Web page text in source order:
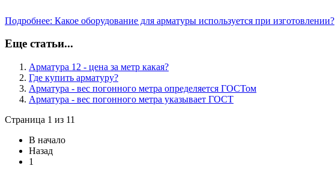
Подробнее: Какое оборудование для арматуры используется при изготовлении?
Еще статьи...
Арматура 12 - цена за метр какая?
Где купить арматуру?
Арматура - вес погонного метра определяется ГОСТом
Арматура - вес погонного метра указывает ГОСТ
Страница 1 из 11
В начало
Назад
1